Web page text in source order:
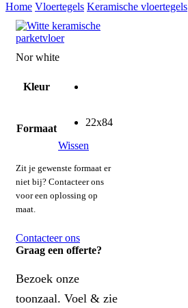
Home Vloertegels Keramische vloertegels
Nor white
Kleur
Formaat
22x84
Wissen
Zit je gewenste formaat er
niet bij? Contacteer ons
voor een oplossing op
maat.
Contacteer ons
Graag een offerte?
Bezoek onze
toonzaal. Voel & zie